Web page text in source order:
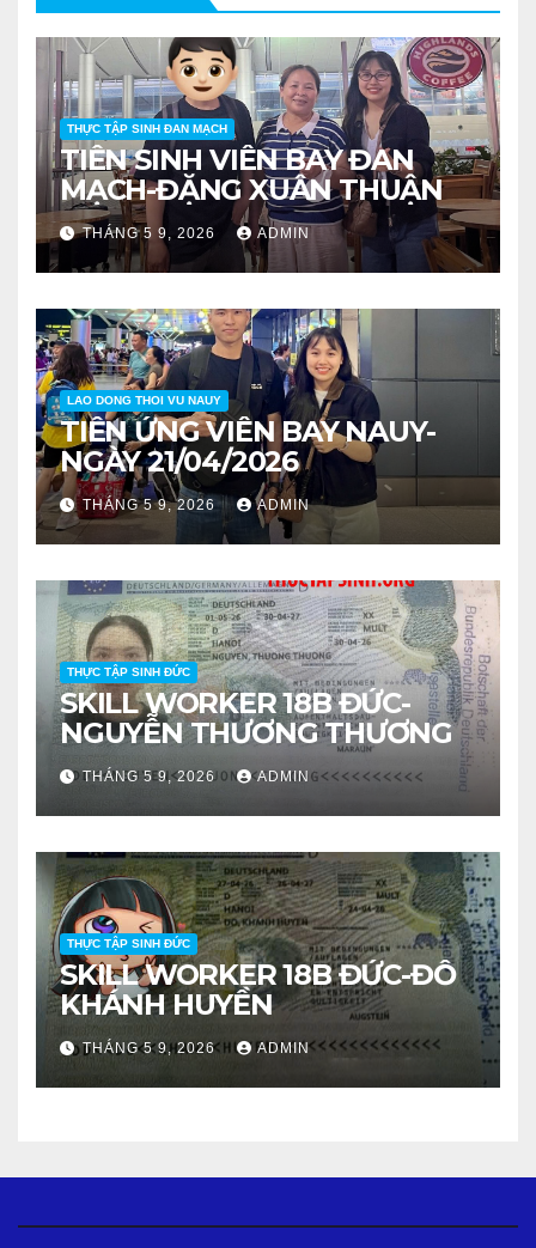
THỰC TẬP SINH ĐAN MẠCH
TIỄN SINH VIÊN BAY ĐAN
MẠCH-ĐẶNG XUÂN THUẬN
THÁNG 5 9, 2026 ADMIN
LAO DONG THOI VU NAUY
TIỄN ỨNG VIÊN BAY NAUY-
NGÀY 21/04/2026
THÁNG 5 9, 2026 ADMIN
THỰC TẬP SINH ĐỨC
SKILL WORKER 18B ĐỨC-
NGUYỄN THƯƠNG THƯƠNG
THÁNG 5 9, 2026 ADMIN
THỰC TẬP SINH ĐỨC
SKILL WORKER 18B ĐỨC-ĐỖ
KHÁNH HUYỀN
THÁNG 5 9, 2026 ADMIN